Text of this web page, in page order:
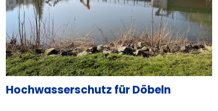
Hochwasserschutz für Döbeln